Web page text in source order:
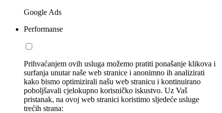
Google Ads
Performanse
Prihvaćanjem ovih usluga možemo pratiti ponašanje klikova i
surfanja unutar naše web stranice i anonimno ih analizirati
kako bismo optimizirali našu web stranicu i kontinuirano
poboljšavali cjelokupno korisničko iskustvo. Uz Vaš
pristanak, na ovoj web stranici koristimo sljedeće usluge
trećih strana: